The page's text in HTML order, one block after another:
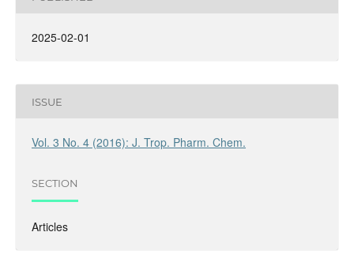
2025-02-01
ISSUE
Vol. 3 No. 4 (2016): J. Trop. Pharm. Chem.
SECTION
Articles